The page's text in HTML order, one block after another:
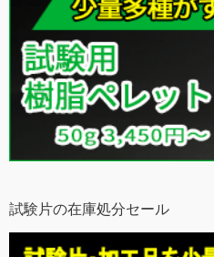
試験片の在庫処分セール